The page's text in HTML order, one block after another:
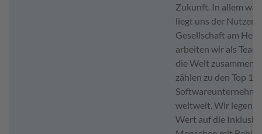
Zukunft. In allem
liegt uns der Nutzen
Gesellschaft am
arbeiten wir als
die Welt zusammen.
zählen zu den Top 10
weltweit. Wir legen
Wert auf die